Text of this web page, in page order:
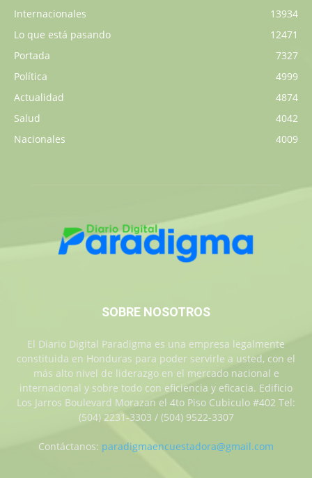
Internacionales
13934
Lo que está pasando
12471
Portada
7327
Política
4999
Actualidad
4874
Salud
4042
Nacionales
4009
SOBRE NOSOTROS
El Diario Digital Paradigma es una empresa legalmente
constituida en Honduras para poder servirle a usted, con el
más alto nivel de liderazgo en el mercado nacional e
internacional y sobre todo con eficiencia y eficacia. Edificio
Los Jarros Boulevard Morazan el 4to Piso Cubiculo #402 Tel:
(504) 2231-3303 / (504) 9522-3307
Contáctanos: paradigmaencuestadora@gmail.com